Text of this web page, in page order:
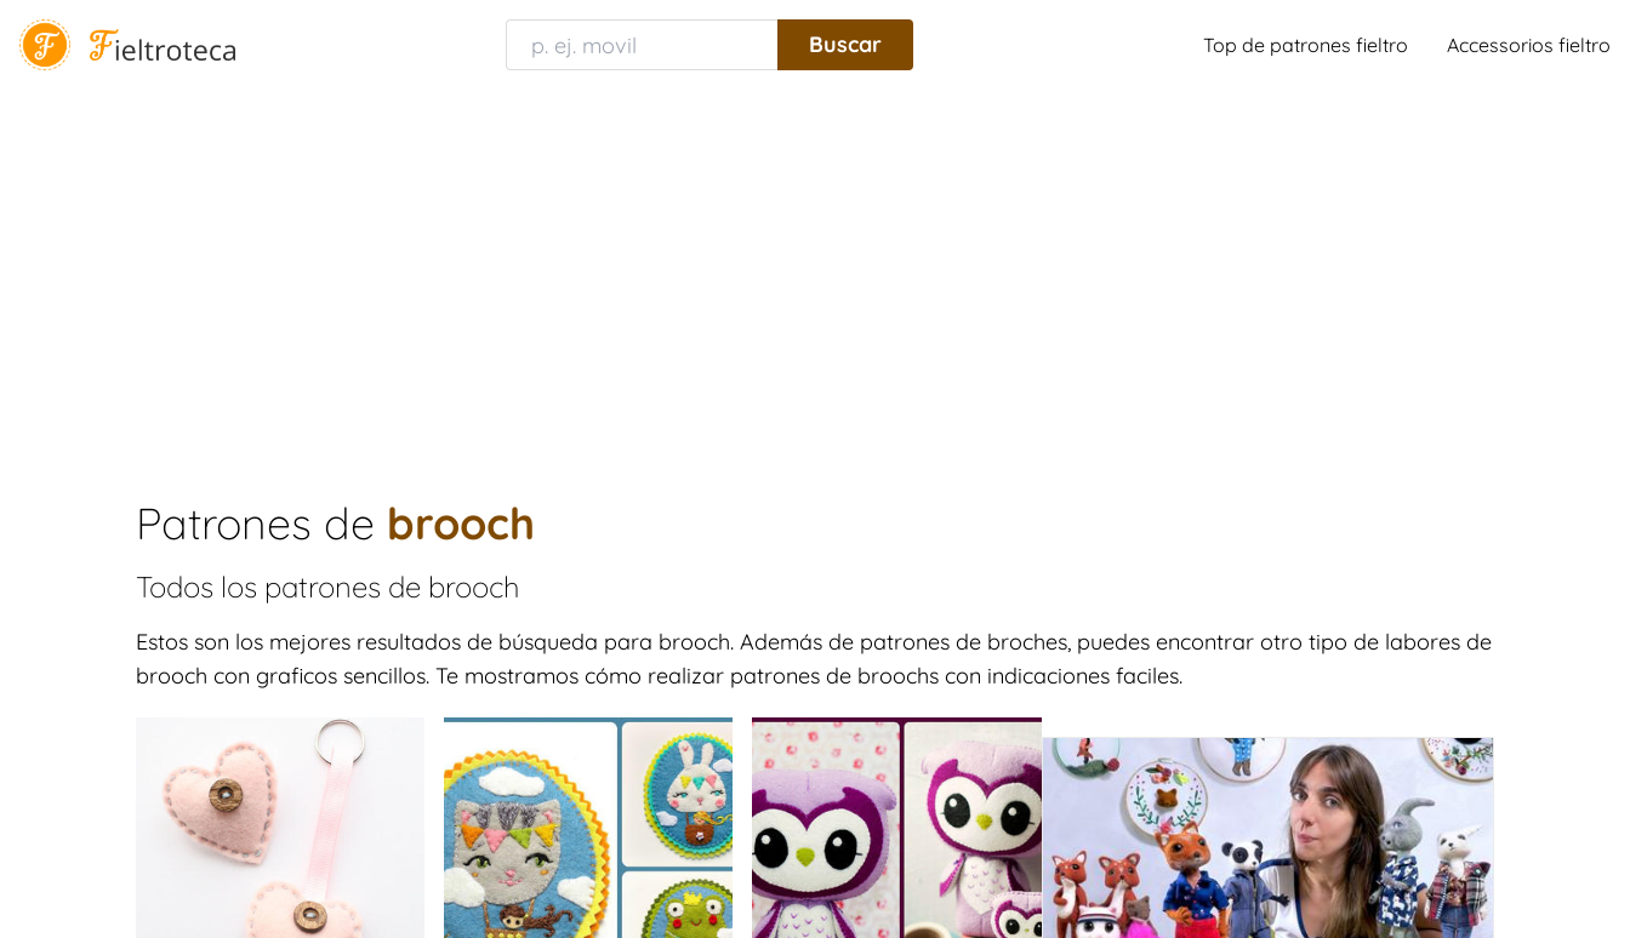
Top de patrones fieltro Accessorios fieltro
Patrones de brooch
Todos los patrones de brooch
Estos son los mejores resultados de búsqueda para brooch. Además de patrones de broches, puedes encontrar otro tipo de labores de
brooch con graficos sencillos. Te mostramos cómo realizar patrones de broochs con indicaciones faciles.